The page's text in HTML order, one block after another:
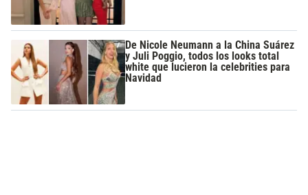
De Nicole Neumann a la China Suárez
y Juli Poggio, todos los looks total
white que lucieron la celebrities para
Navidad